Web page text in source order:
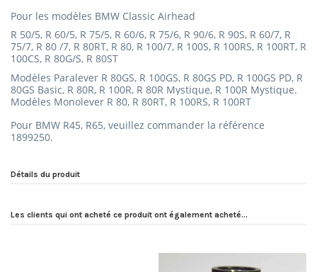
Pour les modèles BMW Classic Airhead
R 50/5, R 60/5, R 75/5, R 60/6, R 75/6, R 90/6, R 90S, R 60/7, R
75/7, R 80 /7, R 80RT, R 80, R 100/7, R 100S, R 100RS, R 100RT, R
100CS, R 80G/S, R 80ST
Modèles Paralever R 80GS, R 100GS, R 80GS PD, R 100GS PD, R
80GS Basic, R 80R, R 100R, R 80R Mystique, R 100R Mystique.
Modèles Monolever R 80, R 80RT, R 100RS, R 100RT
Pour BMW R45, R65, veuillez commander la référence
1899250.
Détails du produit
Les clients qui ont acheté ce produit ont également acheté...